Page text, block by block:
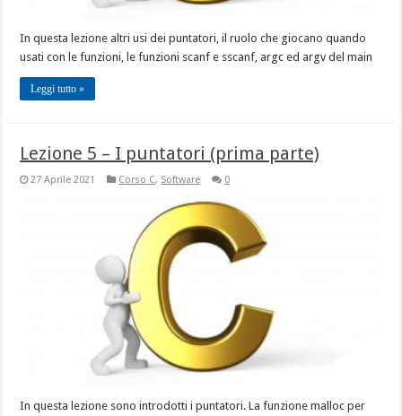
In questa lezione altri usi dei puntatori, il ruolo che giocano quando
usati con le funzioni, le funzioni scanf e sscanf, argc ed argv del main
Leggi tutto »
Lezione 5 – I puntatori (prima parte)
27 Aprile 2021 Corso C, Software 0
In questa lezione sono introdotti i puntatori. La funzione malloc per